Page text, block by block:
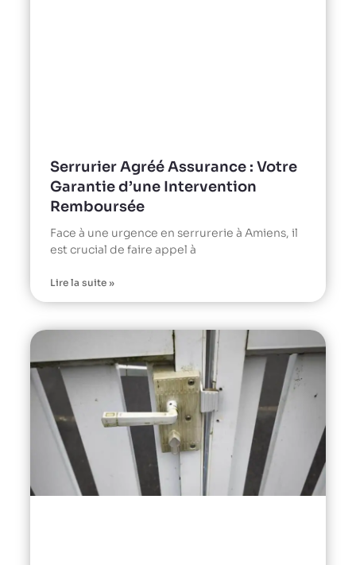
Serrurier Agréé Assurance : Votre
Garantie d’une Intervention
Remboursée
Face à une urgence en serrurerie à Amiens, il
est crucial de faire appel à
Lire la suite »